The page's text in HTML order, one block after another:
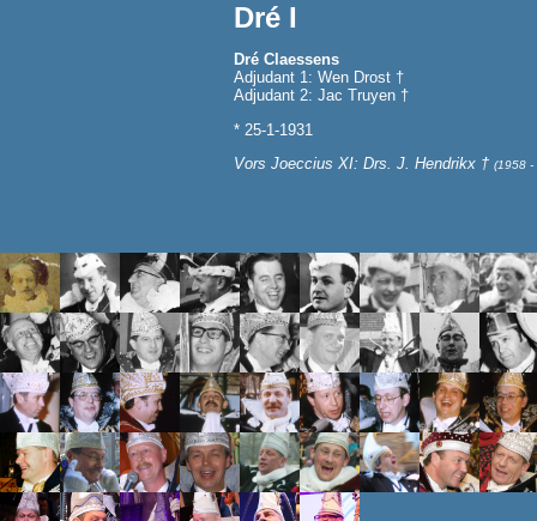
Dré I
Dré Claessens
Adjudant 1: Wen Drost †
Adjudant 2: Jac Truyen †
* 25-1-1931
Vors Joeccius XI: Drs. J. Hendrikx † (1958 -